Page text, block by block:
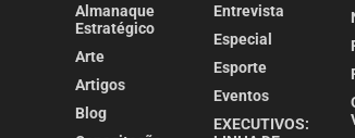
Almanaque
Estratégico
Arte
Artigos
Blog
Entrevista
Especial
Esporte
Eventos
EXECUTIVOS: